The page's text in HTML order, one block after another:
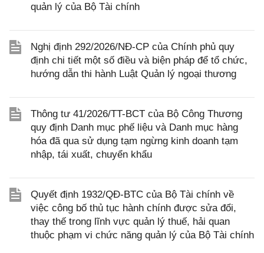
quản lý của Bộ Tài chính
Nghị định 292/2026/NĐ-CP của Chính phủ quy
định chi tiết một số điều và biện pháp để tổ chức,
hướng dẫn thi hành Luật Quản lý ngoại thương
Thông tư 41/2026/TT-BCT của Bộ Công Thương
quy định Danh mục phế liệu và Danh mục hàng
hóa đã qua sử dụng tạm ngừng kinh doanh tạm
nhập, tái xuất, chuyển khẩu
Quyết định 1932/QĐ-BTC của Bộ Tài chính về
việc công bố thủ tục hành chính được sửa đổi,
thay thế trong lĩnh vực quản lý thuế, hải quan
thuộc phạm vi chức năng quản lý của Bộ Tài chính